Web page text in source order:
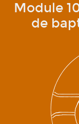
Fondements
Qui
Module
de